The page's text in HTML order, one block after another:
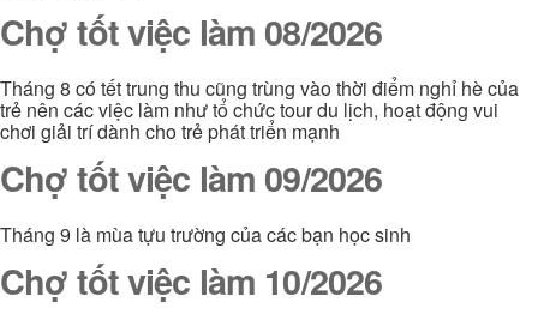
Chợ tốt việc làm 08/2026
Tháng 8 có tết trung thu cũng trùng vào thời điểm nghỉ hè của
trẻ nên các việc làm như tổ chức tour du lịch, hoạt động vui
chơi giải trí dành cho trẻ phát triển mạnh
Chợ tốt việc làm 09/2026
Tháng 9 là mùa tựu trường của các bạn học sinh
Chợ tốt việc làm 10/2026